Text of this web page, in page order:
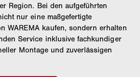
Region. Bei den aufgeführten
nur eine maßgefertigte
WAREMA kaufen, sondern erhalten
Service inklusive fachkundiger
Montage und zuverlässigen